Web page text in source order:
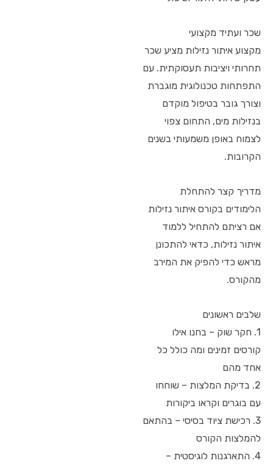
שכר ועתיד מקצועי
מקצוע איתור נזילות מציע שכר
תחרותי ויציבות תעסוקתית. עם
התפתחות טכנולוגית מוגברת
וצורך גובר בטיפול מוקדם
בנזילות מים, התחום צפוי
לצמוח באופן משמעותי בשנים
הקרובות.
מדריך קצר להתחלת
הלימודים בקורס איתור נזילות
אם רציתם להתחיל ללמוד
איתור נזילות, כדאי להתכונן
מראש כדי להפיק את המירב
מהקורס.
שלבים ראשונים
1. חקר שוק – בחנו אילו
קורסים זמינים ומה כולל כל
אחד מהם
2. בדיקת המלצות – שוחחו
עם בוגרים וקראו ביקורות
3. רכישת ציוד בסיסי – בהתאם
להמלצות הקורס
4. התארגנות לוגיסטית –